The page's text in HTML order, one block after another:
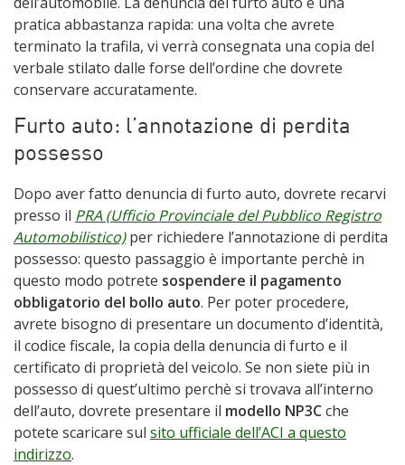
pratica abbastanza rapida: una volta che avrete
terminato la trafila, vi verrà consegnata una copia del
verbale stilato dalle forse dell’ordine che dovrete
conservare accuratamente.
Furto auto: l’annotazione di perdita
possesso
Dopo aver fatto denuncia di furto auto, dovrete recarvi
presso il PRA (Ufficio Provinciale del Pubblico Registro
Automobilistico) per richiedere l’annotazione di perdita
possesso: questo passaggio è importante perchè in
questo modo potrete sospendere il pagamento
obbligatorio del bollo auto. Per poter procedere,
avrete bisogno di presentare un documento d’identità,
il codice fiscale, la copia della denuncia di furto e il
certificato di proprietà del veicolo. Se non siete più in
possesso di quest’ultimo perchè si trovava all’interno
dell’auto, dovrete presentare il modello NP3Cche
potete scaricare sul sito ufficiale dell’ACI a questo
indirizzo.